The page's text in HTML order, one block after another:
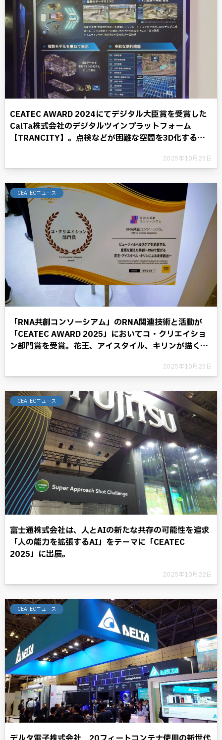
CEATEC AWARD 2024にてデジタル大臣賞を受賞した
CalTa株式会社のデジタルツインプラットフォーム
【TRANCITY】。点検などが困難な空間を3D化するこ
2025年10月23日
CEATECニュース
「RNA共創コンソーシアム」のRNA関連技術と活動が
「CEATEC AWARD 2025」においてコ・クリエイショ
ン部門賞を受賞。花王、アイスタイル、キリンが描く
2025年10月23日
CEATECニュース
富士通株式会社は、人とAIの新たな共存の可能性を追求
「人の能力を拡張するAI」をテーマに「CEATEC
2025」に出展。
2025年10月22日
CEATECニュース